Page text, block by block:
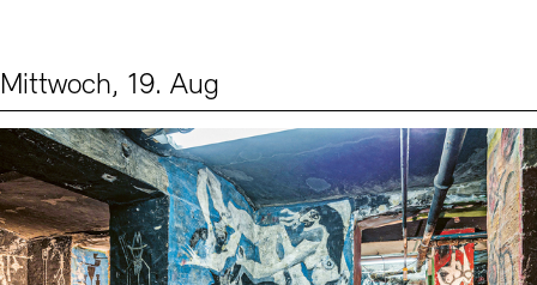
Mittwoch, 19. Aug